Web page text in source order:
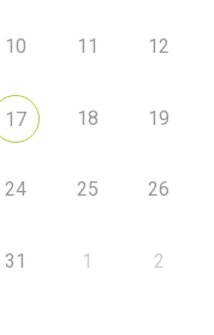
10 11 12
17 18 19
24 25 26
31 1 2